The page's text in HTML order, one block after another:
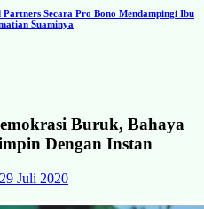
Secara Pro Bono Mendampingi Ibu
Suaminya
Buruk, Bahaya
Dengan Instan
29 Juli 2020